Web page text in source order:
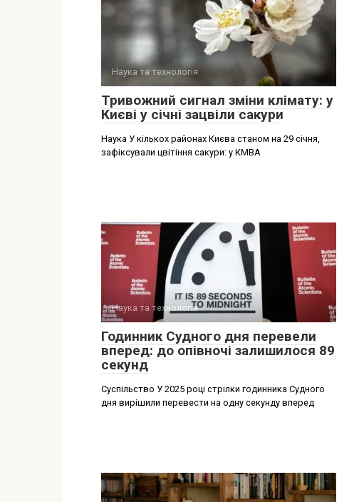
Наука та технологія
Тривожний сигнал зміни клімату: у
Києві у січні зацвіли сакури
Наука У кількох районах Києва станом на 29 січня,
зафіксували цвітіння сакури: у КМВА
Наука та технологія
Годинник Судного дня перевели
вперед: до опівночі залишилося 89
секунд
Суспільство У 2025 році стрілки годинника Судного
дня вирішили перевести на одну секунду вперед